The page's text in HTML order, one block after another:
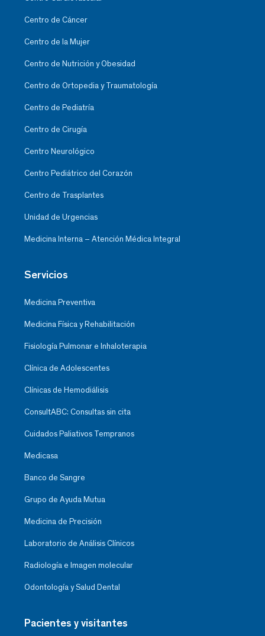
Centro de Cáncer
Centro de la Mujer
Centro de Nutrición y Obesidad
Centro de Ortopedia y Traumatología
Centro de Pediatría
Centro de Cirugía
Centro Neurológico
Centro Pediátrico del Corazón
Centro de Trasplantes
Unidad de Urgencias
Medicina Interna – Atención Médica Integral
Servicios
Medicina Preventiva
Medicina Física y Rehabilitación
Fisiología Pulmonar e Inhaloterapia
Clínica de Adolescentes
Clínicas de Hemodiálisis
ConsultABC: Consultas sin cita
Cuidados Paliativos Tempranos
Medicasa
Banco de Sangre
Grupo de Ayuda Mutua
Medicina de Precisión
Laboratorio de Análisis Clínicos
Radiología e Imagen molecular
Odontología y Salud Dental
Pacientes y visitantes